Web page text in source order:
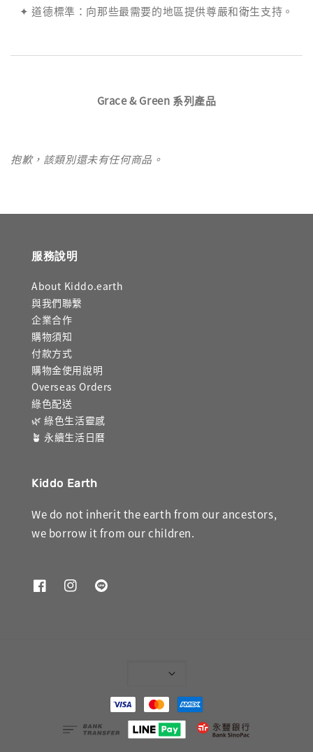
✦ 道德標準：向那些最需要的地區提供尊嚴和衛生支持。
Grace & Green 系列產品
抱歉，該類別還未有任何商品。
服務說明
About Kiddo.earth
與我們聯繫
企業合作
購物須知
付款方式
購物金使用說明
Overseas Orders
綠色配送
🌿 綠色生活靈感
🪴 永續生活日曆
Kiddo Earth
We do not inherit the earth from our ancestors,
we borrow it from our children.